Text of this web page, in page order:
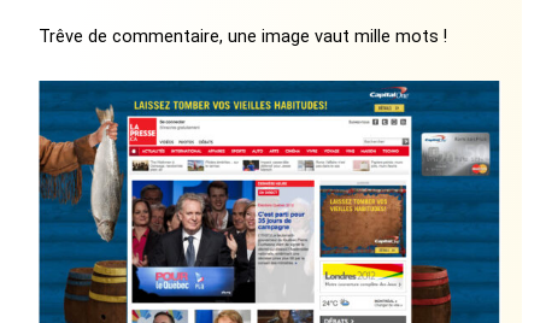
Trêve de commentaire, une image vaut mille mots !